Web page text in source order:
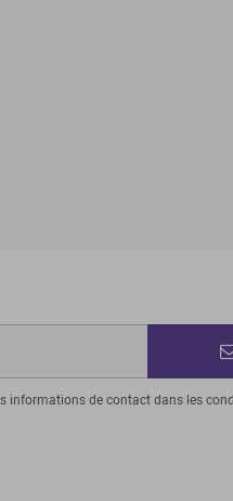
informations de contact dans les